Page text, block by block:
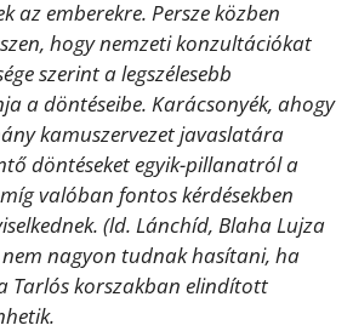
az emberekre. Persze közben
hogy nemzeti konzultációkat
szerint a legszélesebb
a döntéseibe. Karácsonyék, ahogy
kamuszervezet javaslatára
döntéseket egyik-pillanatról a
valóban fontos kérdésekben
(ld. Lánchíd, Blaha Lujza
nem nagyon tudnak hasítani, ha
Tarlós korszakban elindított